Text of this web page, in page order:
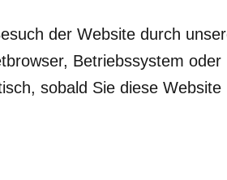
der Website durch
Betriebssystem oder
sobald Sie diese Website